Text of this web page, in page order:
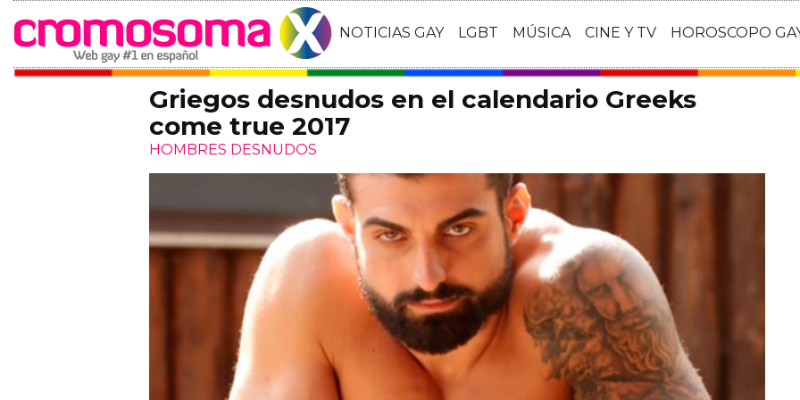
NOTICIAS GAY LGBT MÚSICA CINE Y TV HOROSCOPO
Griegos desnudos en el calendario Greeks
come true 2017
HOMBRES DESNUDOS